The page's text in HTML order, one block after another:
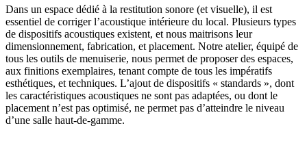
Dans un espace dédié à la restitution sonore (et visuelle), il est
essentiel de corriger l’acoustique intérieure du local. Plusieurs types
de dispositifs acoustiques existent, et nous maitrisons leur
dimensionnement, fabrication, et placement. Notre atelier, équipé de
tous les outils de menuiserie, nous permet de proposer des espaces,
aux finitions exemplaires, tenant compte de tous les impératifs
esthétiques, et techniques. L’ajout de dispositifs « standards », dont
les caractéristiques acoustiques ne sont pas adaptées, ou dont le
placement n’est pas optimisé, ne permet pas d’atteindre le niveau
d’une salle haut-de-gamme.